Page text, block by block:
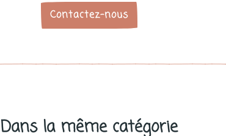
Contactez-nous
Dans la même catégorie